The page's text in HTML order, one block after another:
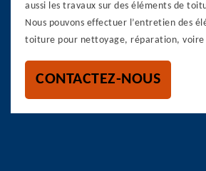
aussi les travaux sur des éléments de
Nous pouvons effectuer l’entretien des
toiture pour nettoyage, réparation, voire
CONTACTEZ-NOUS